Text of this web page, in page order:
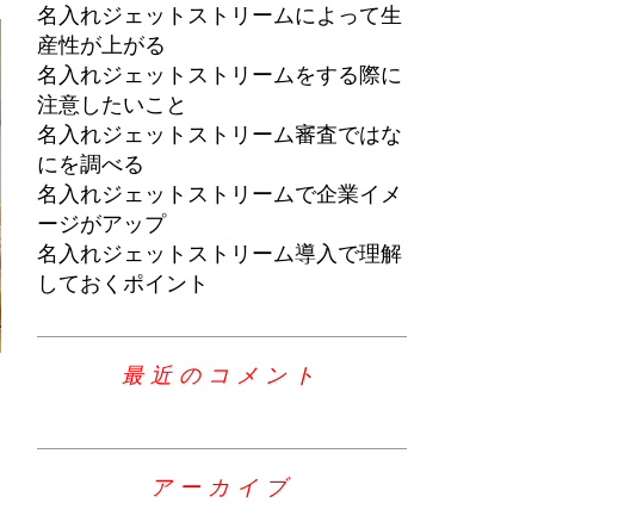
名入れジェットストリームによって生
産性が上がる
名入れジェットストリームをする際に
注意したいこと
名入れジェットストリーム審査ではな
にを調べる
名入れジェットストリームで企業イメ
ージがアップ
名入れジェットストリーム導入で理解
しておくポイント
最近のコメント
アーカイブ